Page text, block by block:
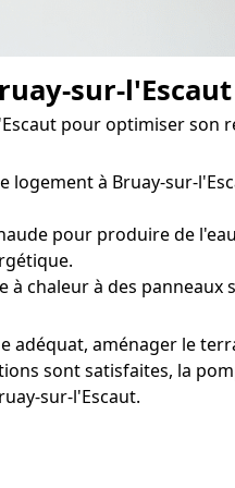
sur-l'Escaut
pour optimiser son
à Bruay-sur-
pour produire de
chaleur à des panneaux
adéquat, aménager le
sont satisfaites, la
sur-l'Escaut.